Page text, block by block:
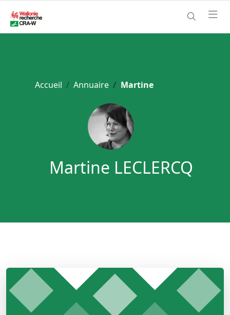
Accueil Annuaire Martine
Martine LECLERCQ